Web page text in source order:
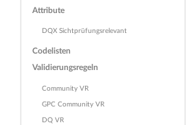
Attribute
DQX Sichtprüfungsrelevant
Codelisten
Validierungsregeln
Community VR
GPC Community VR
DQ VR